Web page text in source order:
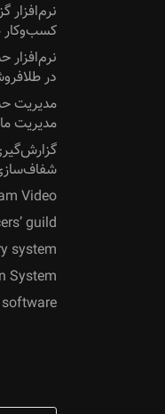
کسب‌وکار
در
مدیریت
مدیریت
Video
guild
system
System